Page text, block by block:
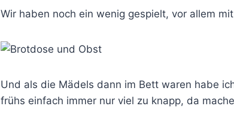
Wir haben noch ein wenig gespielt, vor allem
Und als die Mädels dann im Bett waren habe
frühs einfach immer nur viel zu knapp, da